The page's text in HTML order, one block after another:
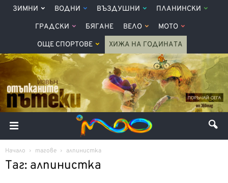
ЗИМНИ ВОДНИ ВЪЗДУШНИ ПЛАНИНСКИ
ГРАДСКИ БЯГАНЕ ВЕЛО МОТО
ОЩЕ СПОРТОВЕ ХИЖА НА ГОДИНАТА
Начало тагове алпинистка
Таг: алпинистка